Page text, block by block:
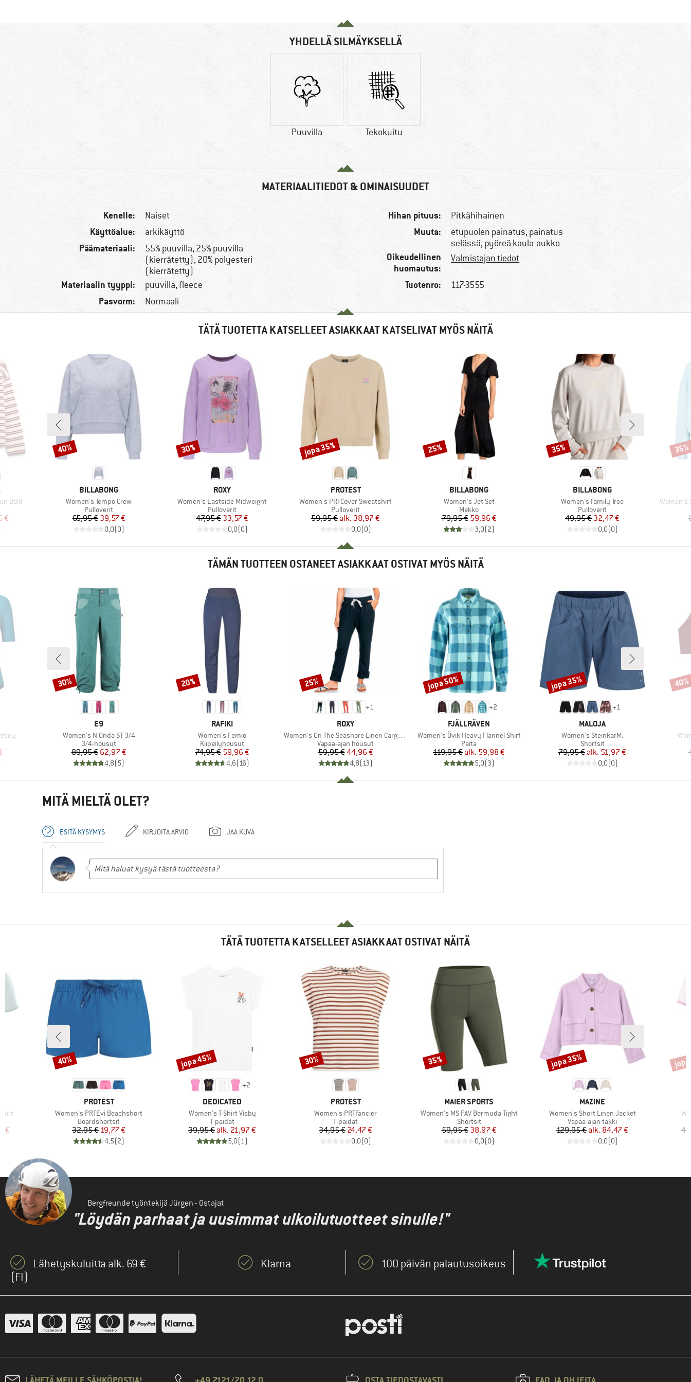
YHDELLÄ SILMÄYKSELLÄ
Puuvilla Tekokuitu
MATERIAALITIEDOT & OMINAISUUDET
Kenelle: Naiset
Käyttöalue: arkikäyttö
Päämateriaali:
55% puuvilla, 25% puuvilla
(kierrätetty), 20% polyesteri
(kierrätetty)
Materiaalin tyyppi: puuvilla, fleece
Pasvorm: Normaali
Hihan pituus: Pitkähihainen
Muuta:
etupuolen painatus, painatus
selässä, pyöreä kaula-aukko
Oikeudellinen
huomautus:
Valmistajan tiedot
Tuotenro: 117-3555
TÄTÄ TUOTETTA KATSELLEET ASIAKKAAT KATSELIVAT MYÖS NÄITÄ
Bold
hinta
€
MERKKI
BILLABONG
Tuote
Women's Tempo Crew
Tuoteryhmä
Pulloverit
Hinta
65,95 €Alennettu hinta
39,57 €
0,0(0)
Alennus
40%
MERKKI
ROXY
Tuote
Women's Eastside Midweight
Tuoteryhmä
Pulloverit
Hinta
47,95 € Alennettu hinta
33,57 €
0,0(0)
Alennus
30%
MERKKI
PROTEST
Tuote
Women's PRTCover Sweatshirt
Tuoteryhmä
Pulloverit
Hinta
59,95 € Alennettu hinta
alk. 38,97 €
0,0(0)
Alennus
jopa 35%
MERKKI
BILLABONG
Tuote
Women's Jet Set
Tuoteryhmä
Mekko
Hinta
79,95 €Alennettu hinta
59,96 €
3,0(2)
Alennus
25%
MERKKI
BILLABONG
Tuote
Women's Family Tree
Tuoteryhmä
Pulloverit
Hinta
49,95 €Alennettu hinta
32,47 €
0,0(0)
Alennus
35%
Tuote
Women's
35%
TÄMÄN TUOTTEEN OSTANEET ASIAKKAAT OSTIVAT MYÖS NÄITÄ
hinta
MERKKI
E9
Tuote
Women's N Onda ST 3/4
Tuoteryhmä
3/4-housut
Hinta
89,95 €Alennettu hinta
62,97 €
4,8(5)
Alennus
30%
MERKKI
RAFIKI
Tuote
Women's Femio
Tuoteryhmä
Kiipeilyhousut
Hinta
74,95 € Alennettu hinta
59,96 €
4,6(16)
Alennus
20%
+1
MERKKI
ROXY
Tuote
Women's On The Seashore Linen Cargo Trousers
Tuoteryhmä
Vapaa-ajan housut
Hinta
59,95 €Alennettu hinta
44,96 €
4,8(13)
Alennus
25%
+2
MERKKI
FJÄLLRÄVEN
Tuote
Women's Övik Heavy Flannel Shirt
Tuoteryhmä
Paita
Hinta
119,95 € Alennettu hinta
alk. 59,98 €
5,0(3)
Alennus
jopa 50%
+1
MERKKI
MALOJA
Tuote
Women's SteinkarM.
Tuoteryhmä
Shortsit
Hinta
79,95 € Alennettu hinta
alk. 51,97 €
0,0(0)
Alennus
jopa 35% 40%
MITÄ MIELTÄ OLET?
ESITÄ KYSYMYS KIRJOITA ARVIO JAA KUVA
TÄTÄ TUOTETTA KATSELLEET ASIAKKAAT OSTIVAT NÄITÄ
hinta
€
MERKKI
PROTEST
Tuote
Women's PRTEvi Beachshort
Tuoteryhmä
Boardshortsit
Hinta
32,95 €Alennettu hinta
19,77 €
4,5(2)
Alennus
40%
+2
MERKKI
DEDICATED
Tuote
Women's T-Shirt Visby
Tuoteryhmä
T-paidat
Hinta
39,95 € Alennettu hinta
alk. 21,97 €
5,0(1)
Alennus
jopa 45%
MERKKI
PROTEST
Tuote
Women's PRTFancier
Tuoteryhmä
T-paidat
Hinta
34,95 €Alennettu hinta
24,47 €
0,0(0)
Alennus
30%
MERKKI
MAIER SPORTS
Tuote
Women's MS FAV Bermuda Tight
Tuoteryhmä
Shortsit
Hinta
59,95 €Alennettu hinta
38,97 €
0,0(0)
Alennus
35%
MERKKI
MAZINE
Tuote
Women's Short Linen Jacket
Tuoteryhmä
Vapaa-ajan takki
Hinta
129,95 € Alennettu hinta
alk. 84,47 €
0,0(0)
Alennus
jopa 35%
Bergfreunde työntekijä Jürgen - Ostajat
"Löydän parhaat ja uusimmat ulkoilutuotteet sinulle!"
Lähetyskuluitta alk. 69 €
(FI)
Klarna 100 päivän palautusoikeus